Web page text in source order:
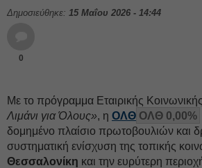
Δημοσιεύθηκε: 15 Μαΐου 2026 - 14:44
0
Με το πρόγραμμα Εταιρικής
Λιμάνι για Όλους», η ΟΛΘ ΟΛΘ 0,00%
δομημένο πλαίσιο πρωτοβουλιών και
συστηματική ενίσχυση της τοπικής
Θεσσαλονίκη και την ευρύτερη